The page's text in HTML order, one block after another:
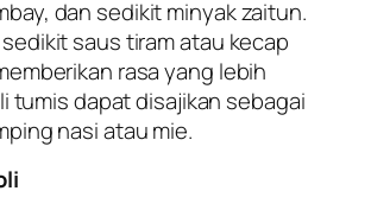
dan sedikit minyak zaitun.
saus tiram atau kecap
rasa yang lebih
tumis dapat disajikan sebagai
nasi atau mie.